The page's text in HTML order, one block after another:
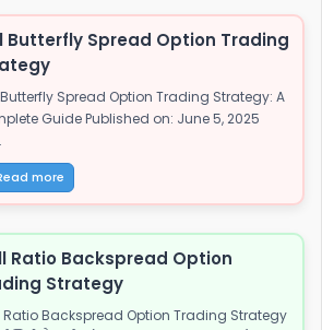
Butterfly Spread Option Trading
Spread Option Trading Strategy: A
Guide Published on: June 5, 2025
more
Ratio Backspread Option
Strategy
Ratio Backspread Option Trading Strategy